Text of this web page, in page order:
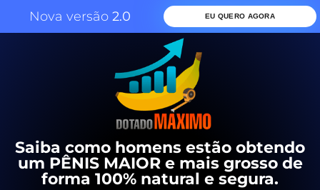
Nova versão 2.0 EU QUERO AGORA
Saiba como homens estão obtendo
um PÊNIS MAIOR e mais grosso de
forma 100% natural e segura.